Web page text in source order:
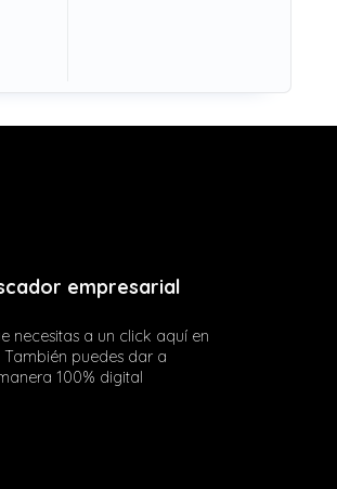
empresarial
necesitas a un click aquí en
puedes dar a
100% digital